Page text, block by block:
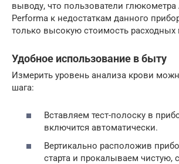
выводу, что пользователи глюкометра
Performa к недостаткам данного
только высокую стоимость расходных
Удобное использование в быту
Измерить уровень анализа крови
шага:
Вставляем тест-полоску в
включится автоматически.
Вертикально расположив
старта и прокалываем чистую,